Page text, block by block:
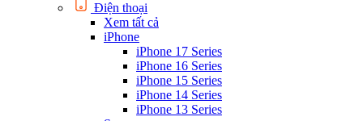
Điện thoại
Xem tất cả
iPhone
iPhone 17 Series
iPhone 16 Series
iPhone 15 Series
iPhone 14 Series
iPhone 13 Series